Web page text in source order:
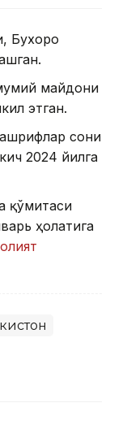
Бухоро
майдони
этган.
сони
2024 йилга
қўмитаси
ҳолатига